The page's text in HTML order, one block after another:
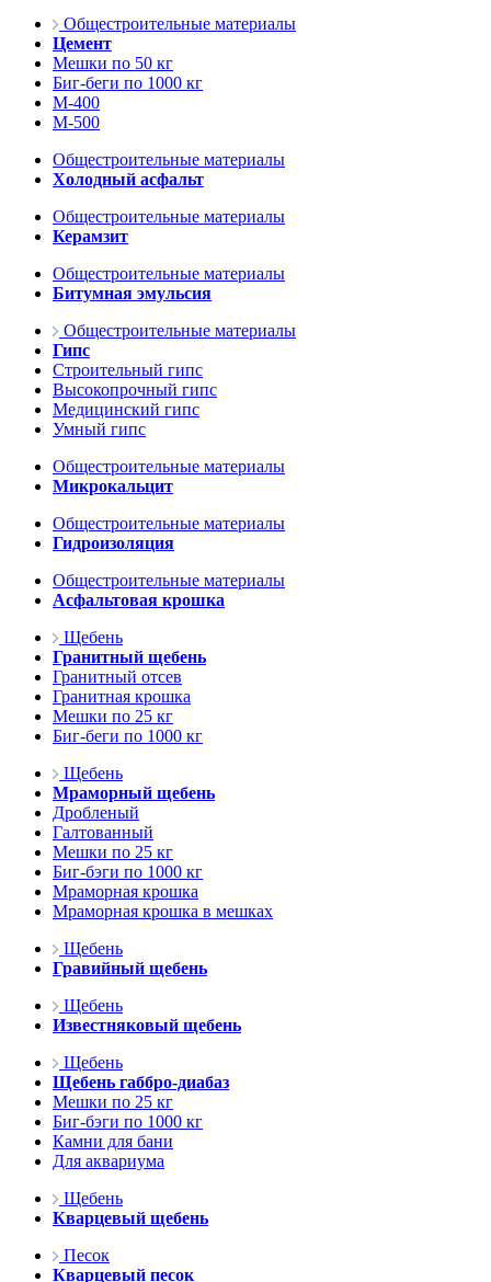
Общестроительные материалы
Цемент
Мешки по 50 кг
Биг-беги по 1000 кг
М-400
М-500
Общестроительные материалы
Холодный асфальт
Общестроительные материалы
Керамзит
Общестроительные материалы
Битумная эмульсия
Общестроительные материалы
Гипс
Строительный гипс
Высокопрочный гипс
Медицинский гипс
Умный гипс
Общестроительные материалы
Микрокальцит
Общестроительные материалы
Гидроизоляция
Общестроительные материалы
Асфальтовая крошка
Щебень
Гранитный щебень
Гранитный отсев
Гранитная крошка
Мешки по 25 кг
Биг-беги по 1000 кг
Щебень
Мраморный щебень
Дробленый
Галтованный
Мешки по 25 кг
Биг-бэги по 1000 кг
Мраморная крошка
Мраморная крошка в мешках
Щебень
Гравийный щебень
Щебень
Известняковый щебень
Щебень
Щебень габбро-диабаз
Мешки по 25 кг
Биг-бэги по 1000 кг
Камни для бани
Для аквариума
Щебень
Кварцевый щебень
Песок
Кварцевый песок